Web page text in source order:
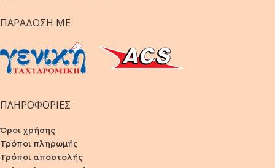
ΠΑΡΆΔΟΣΗ ΜΕ
ΠΛΗΡΟΦΟΡΙΕΣ
Όροι χρήσης
Τρόποι πληρωμής
Τρόποι αποστολής